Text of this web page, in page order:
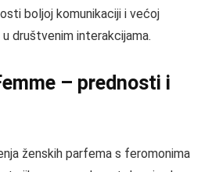
boljoj komunikaciji i većoj
društvenim interakcijama.
– prednosti i
ženskih parfema s feromonima